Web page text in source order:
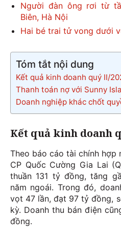
Người đàn ông rơi từ
Biên, Hà Nội
Hai bé trai tử vong dưới
Tóm tắt nội dung
Kết quả kinh doanh quý II/
Thanh toán nợ với Sunny
Doanh nghiệp khác chốt
Kết quả kinh doanh
Theo báo cáo tài chính
CP Quốc Cường Gia Lai
thuần 131 tỷ đồng, tăng
năm ngoái. Trong đó,
vọt 47 lần, đạt 97 tỷ đồng,
kỳ. Doanh thu bán điện
đồng.